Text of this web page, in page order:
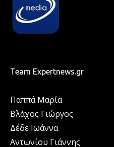
Team Expertnews.gr
Παππά Μαρία
Βλάχος Γιώργος
Δέδε Ιωάννα
Αντωνίου Γιάννης